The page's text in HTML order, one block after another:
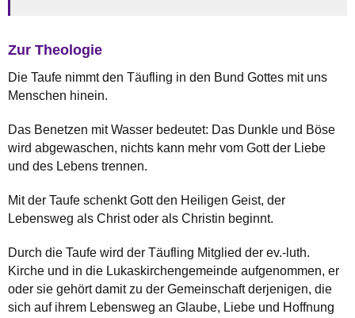
Zur Theologie
Die Taufe nimmt den Täufling in den Bund Gottes mit uns
Menschen hinein.
Das Benetzen mit Wasser bedeutet: Das Dunkle und Böse
wird abgewaschen, nichts kann mehr vom Gott der Liebe
und des Lebens trennen.
Mit der Taufe schenkt Gott den Heiligen Geist, der
Lebensweg als Christ oder als Christin beginnt.
Durch die Taufe wird der Täufling Mitglied der ev.-luth.
Kirche und in die Lukaskirchengemeinde aufgenommen, er
oder sie gehört damit zu der Gemeinschaft derjenigen, die
sich auf ihrem Lebensweg an Glaube, Liebe und Hoffnung